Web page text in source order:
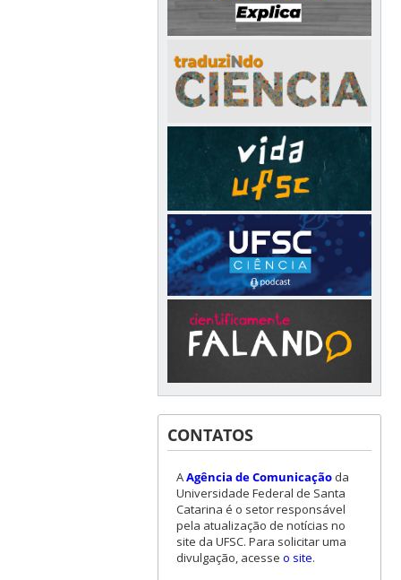
CONTATOS
AAgência de Comunicaçãoda
Universidade Federal de Santa
Catarina é o setor responsável
pela atualização de notícias no
site da UFSC. Para solicitar uma
divulgação, acesse o site.